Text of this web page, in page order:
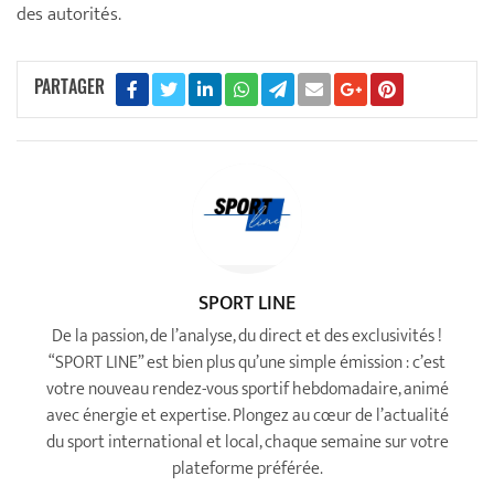
des autorités.
PARTAGER
SPORT LINE
De la passion, de l’analyse, du direct et des exclusivités !
“SPORT LINE” est bien plus qu’une simple émission : c’est
votre nouveau rendez-vous sportif hebdomadaire, animé
avec énergie et expertise. Plongez au cœur de l’actualité
du sport international et local, chaque semaine sur votre
plateforme préférée.